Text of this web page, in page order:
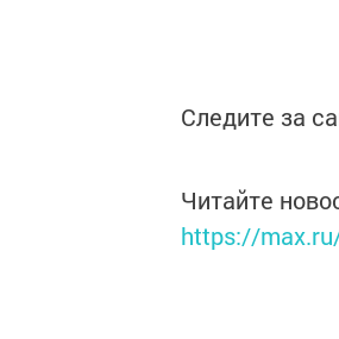
Следите за
Читайте
https://